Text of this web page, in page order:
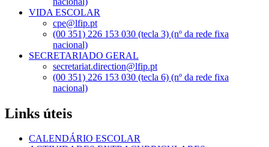
VIDA ESCOLAR
cpe@lfip.pt
(00 351) 226 153 030 (tecla 3) (nº da rede fixa
nacional)
SECRETARIADO GERAL
secretariat.direction@lfip.pt
(00 351) 226 153 030 (tecla 6) (nº da rede fixa
nacional)
Links úteis
CALENDÁRIO ESCOLAR